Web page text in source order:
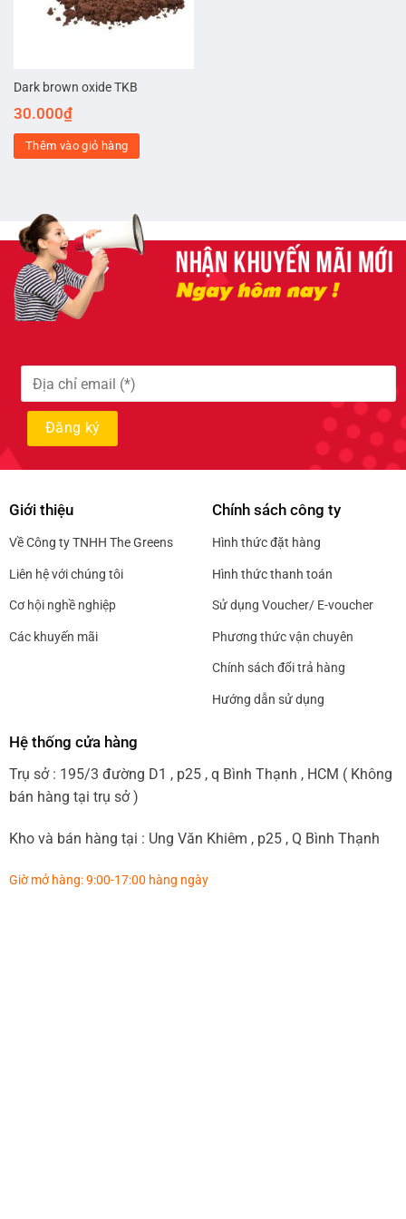
Dark brown oxide TKB
30.000₫
Thêm vào giỏ hàng
Giới thiệu
Về Công ty TNHH The Greens
Liên hệ với chúng tôi
Cơ hội nghề nghiệp
Các khuyến mãi
Chính sách công ty
Hình thức đặt hàng
Hình thức thanh toán
Sử dụng Voucher/ E-voucher
Phương thức vận chuyên
Chính sách đổi trả hàng
Hướng dẫn sử dụng
Hệ thống cửa hàng
Trụ sở : 195/3 đường D1 , p25 , q Bình Thạnh , HCM ( Không
bán hàng tại trụ sở )
Kho và bán hàng tại : Ung Văn Khiêm , p25 , Q Bình Thạnh
Giờ mở hàng: 9:00-17:00 hàng ngày